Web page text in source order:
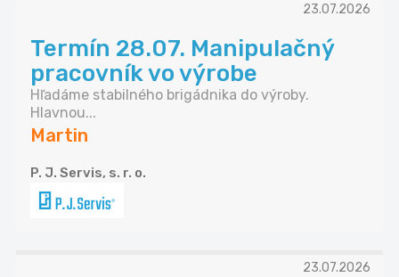
23.07.2026
Termín 28.07. Manipulačný
pracovník vo výrobe
Hľadáme stabilného brigádnika do výroby.
Hlavnou...
Martin
P. J. Servis, s. r. o.
23.07.2026